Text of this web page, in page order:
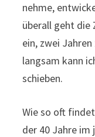
nehme,
überall geht die
ein, zwei
langsam kann
schieben.
Wie so oft
der 40 Jahre im